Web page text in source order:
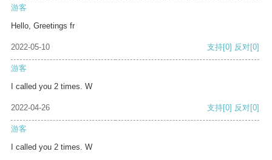
游客
Hello, Greetings fr
2022-05-10 支持[0] 反对[0]
游客
I called you 2 times. W
2022-04-26 支持[0] 反对[0]
游客
I called you 2 times. W